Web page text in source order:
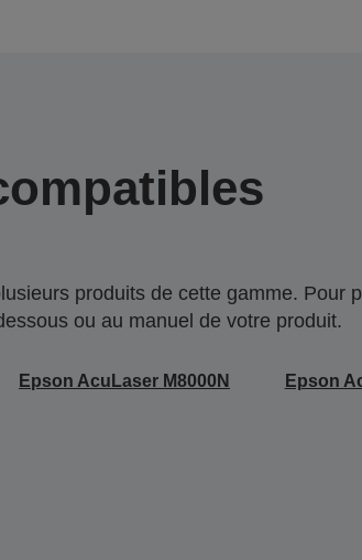
produits de cette gamme. Pour
ou au manuel de votre produit.
Epson AcuLaser M8000N Epson